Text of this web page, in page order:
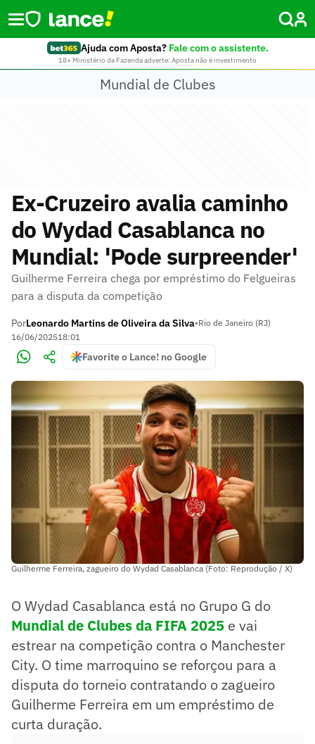
Ajuda com Aposta? Fale com o assistente.
18+ Ministério da Fazenda adverte: Aposta não é investimento
Mundial de Clubes
Ex-Cruzeiro avalia caminho
do Wydad Casablanca no
Mundial: 'Pode surpreender'
Guilherme Ferreira chega por empréstimo do Felgueiras
para a disputa da competição
PorLeonardo Martins de Oliveira da Silva•Rio de Janeiro (RJ)
16/06/202518:01
Favorite o Lance! no Google
Guilherme Ferreira, zagueiro do Wydad Casablanca (Foto: Reprodução / X)
O Wydad Casablanca está no Grupo G do
Mundial de Clubes da FIFA 2025 e vai
estrear na competição contra o Manchester
City. O time marroquino se reforçou para a
disputa do torneio contratando o zagueiro
Guilherme Ferreira em um empréstimo de
curta duração.